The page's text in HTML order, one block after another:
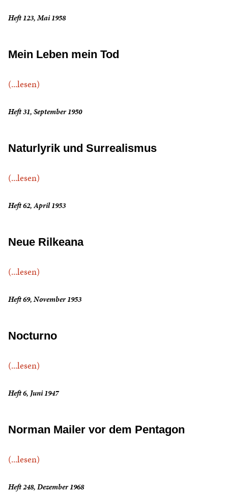
Heft 123, Mai 1958
Mein Leben mein Tod
(...lesen)
Heft 31, September 1950
Naturlyrik und Surrealismus
(...lesen)
Heft 62, April 1953
Neue Rilkeana
(...lesen)
Heft 69, November 1953
Nocturno
(...lesen)
Heft 6, Juni 1947
Norman Mailer vor dem Pentagon
(...lesen)
Heft 248, Dezember 1968